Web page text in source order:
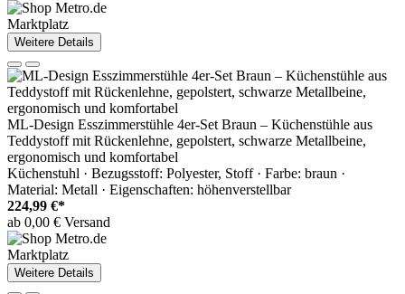
Marktplatz
Weitere Details
ML-Design Esszimmerstühle 4er-Set Braun – Küchenstühle aus
Teddystoff mit Rückenlehne, gepolstert, schwarze Metallbeine,
ergonomisch und komfortabel
Küchenstuhl · Bezugsstoff: Polyester, Stoff · Farbe: braun ·
Material: Metall · Eigenschaften: höhenverstellbar
224,99 €*
ab 0,00 € Versand
Marktplatz
Weitere Details